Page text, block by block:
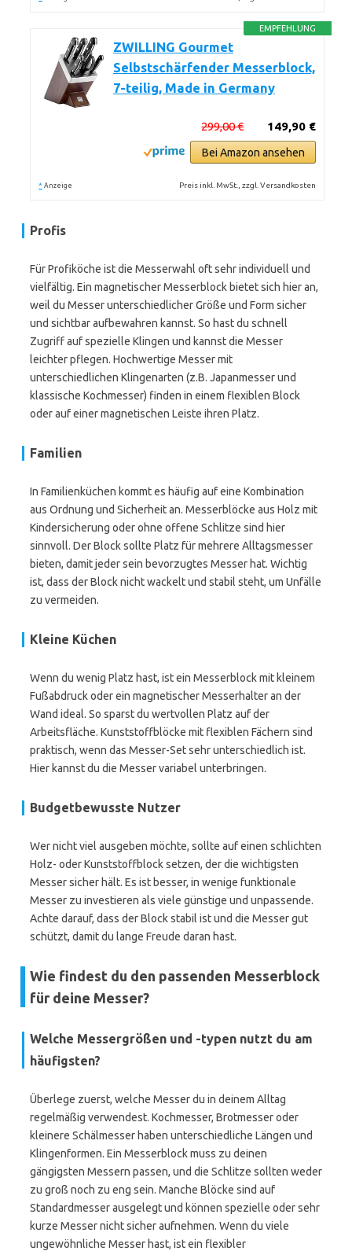
EMPFEHLUNG
ZWILLING Gourmet
Selbstschärfender Messerblock,
7-teilig, Made in Germany
149,90 €
299,00 €
Bei Amazon ansehen
* Anzeige Preis inkl. MwSt., zzgl. Versandkosten
Profis
Für Profiköche ist die Messerwahl oft sehr individuell und
vielfältig. Ein magnetischer Messerblock bietet sich hier an,
weil du Messer unterschiedlicher Größe und Form sicher
und sichtbar aufbewahren kannst. So hast du schnell
Zugriff auf spezielle Klingen und kannst die Messer
leichter pflegen. Hochwertige Messer mit
unterschiedlichen Klingenarten (z.B. Japanmesser und
klassische Kochmesser) finden in einem flexiblen Block
oder auf einer magnetischen Leiste ihren Platz.
Familien
In Familienküchen kommt es häufig auf eine Kombination
aus Ordnung und Sicherheit an. Messerblöcke aus Holz mit
Kindersicherung oder ohne offene Schlitze sind hier
sinnvoll. Der Block sollte Platz für mehrere Alltagsmesser
bieten, damit jeder sein bevorzugtes Messer hat. Wichtig
ist, dass der Block nicht wackelt und stabil steht, um Unfälle
zu vermeiden.
Kleine Küchen
Wenn du wenig Platz hast, ist ein Messerblock mit kleinem
Fußabdruck oder ein magnetischer Messerhalter an der
Wand ideal. So sparst du wertvollen Platz auf der
Arbeitsfläche. Kunststoffblöcke mit flexiblen Fächern sind
praktisch, wenn das Messer-Set sehr unterschiedlich ist.
Hier kannst du die Messer variabel unterbringen.
Budgetbewusste Nutzer
Wer nicht viel ausgeben möchte, sollte auf einen schlichten
Holz- oder Kunststoffblock setzen, der die wichtigsten
Messer sicher hält. Es ist besser, in wenige funktionale
Messer zu investieren als viele günstige und unpassende.
Achte darauf, dass der Block stabil ist und die Messer gut
schützt, damit du lange Freude daran hast.
Wie findest du den passenden Messerblock
für deine Messer?
Welche Messergrößen und -typen nutzt du am
häufigsten?
Überlege zuerst, welche Messer du in deinem Alltag
regelmäßig verwendest. Kochmesser, Brotmesser oder
kleinere Schälmesser haben unterschiedliche Längen und
Klingenformen. Ein Messerblock muss zu deinen
gängigsten Messern passen, und die Schlitze sollten weder
zu groß noch zu eng sein. Manche Blöcke sind auf
Standardmesser ausgelegt und können spezielle oder sehr
kurze Messer nicht sicher aufnehmen. Wenn du viele
ungewöhnliche Messer hast, ist ein flexibler